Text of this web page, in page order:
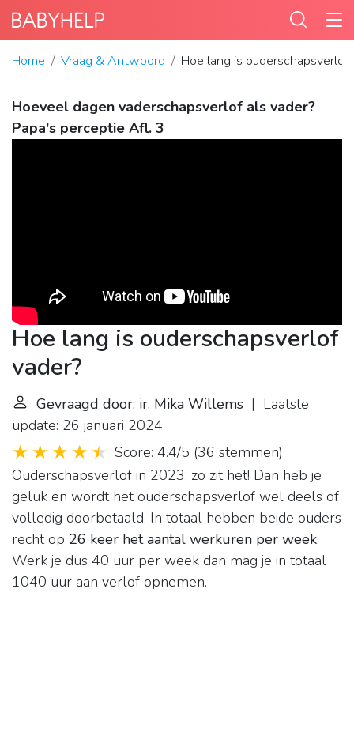
Home Vraag & Antwoord Hoe lang is ouderschapsverlof
Hoeveel dagen vaderschapsverlof als vader?
Papa's perceptie Afl. 3
Hoe lang is ouderschapsverlof
vader?
Gevraagd door: ir. Mika Willems | Laatste
update: 26 januari 2024
Score: 4.4/5 (36 stemmen)
Ouderschapsverlof in 2023: zo zit het! Dan heb je
geluk en wordt het ouderschapsverlof wel deels of
volledig doorbetaald. In totaal hebben beide ouders
recht op 26 keer het aantal werkuren per week.
Werk je dus 40 uur per week dan mag je in totaal
1040 uur aan verlof opnemen.